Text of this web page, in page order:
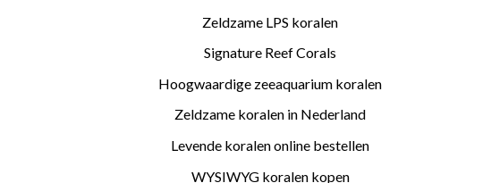
Zeldzame LPS koralen
Signature Reef Corals
Hoogwaardige zeeaquarium koralen
Zeldzame koralen in Nederland
Levende koralen online bestellen
WYSIWYG koralen kopen